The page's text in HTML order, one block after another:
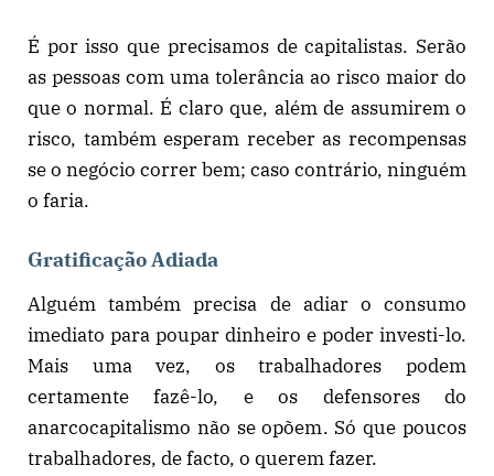
É por isso que precisamos de capitalistas. Serão
as pessoas com uma tolerância ao risco maior do
que o normal. É claro que, além de assumirem o
risco, também esperam receber as recompensas
se o negócio correr bem; caso contrário, ninguém
o faria.
Gratificação Adiada
Alguém também precisa de adiar o consumo
imediato para poupar dinheiro e poder investi-lo.
Mais uma vez, os trabalhadores podem
certamente fazê-lo, e os defensores do
anarcocapitalismo não se opõem. Só que poucos
trabalhadores, de facto, o querem fazer.